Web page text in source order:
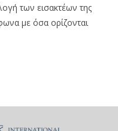
των εισακτέων της
με όσα ορίζονται